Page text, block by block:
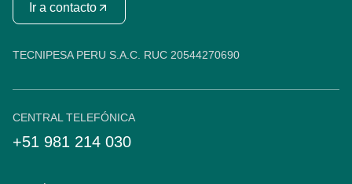
Ir a contacto
TECNIPESA PERU S.A.C. RUC 20544270690
CENTRAL TELEFÓNICA
+51 981 214 030